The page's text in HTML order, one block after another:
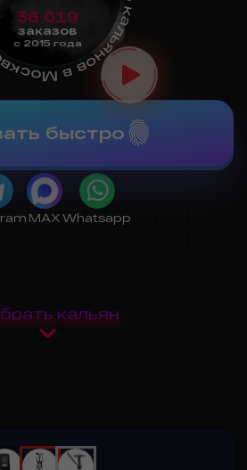
36 019
заказов
с 2015 года
быстро
MAX Whatsapp
кальян